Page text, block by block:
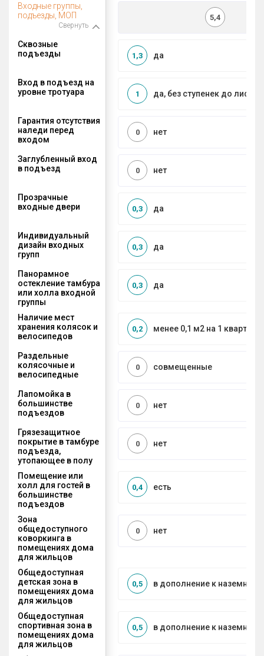
Входные группы,
подъезды, МОП
Свернуть
5,4
Сквозные
подъезды
да
1,3
Вход в подъезд на
уровне тротуара
да, без ступенек до лифта
1
Гарантия отсутствия
наледи перед
входом
нет
0
Заглубленный вход
в подъезд
нет
0
Прозрачные
входные двери
да
0,3
Индивидуальный
дизайн входных
групп
да
0,3
Панорамное
остекление тамбура
или холла входной
группы
да
0,3
Наличие мест
хранения колясок и
велосипедов
менее 0,1 м2 на 1 квартиру
0,2
Раздельные
колясочные и
велосипедные
совмещенные
0
Лапомойка в
большинстве
подъездов
нет
0
Грязезащитное
покрытие в тамбуре
подъезда,
утопающее в полу
нет
0
Помещение или
холл для гостей в
большинстве
подъездов
есть
0,4
Зона
общедоступного
коворкинга в
помещениях дома
для жильцов
нет
0
Общедоступная
детская зона в
помещениях дома
для жильцов
в дополнение к наземной
0,5
Общедоступная
спортивная зона в
помещениях дома
для жильцов
в дополнение к наземной
0,5